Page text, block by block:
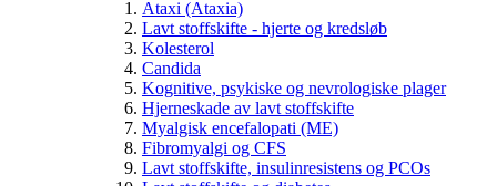
Ataxi (Ataxia)
Lavt stoffskifte - hjerte og kredsløb
Kolesterol
Candida
Kognitive, psykiske og nevrologiske plager
Hjerneskade av lavt stoffskifte
Myalgisk encefalopati (ME)
Fibromyalgi og CFS
Lavt stoffskifte, insulinresistens og PCOs